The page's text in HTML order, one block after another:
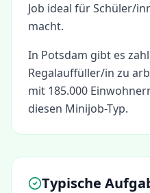
Job ideal für Schüler/
macht.
In Potsdam gibt es
Regalauffüller/in zu
mit 185.000
diesen Minijob-Typ.
Typische